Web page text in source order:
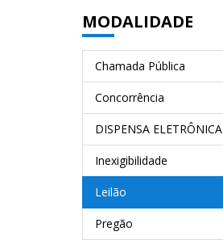
MODALIDADE
Chamada Pública
Concorrência
DISPENSA ELETRÔNICA
Inexigibilidade
Leilão
Pregão